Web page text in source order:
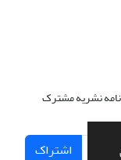
نشریه مشترک
اشتراک